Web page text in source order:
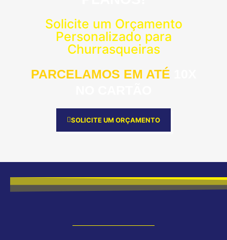
Solicite um Orçamento
Personalizado para
Churrasqueiras
PARCELAMOS EM ATÉ
SOLICITE UM ORÇAMENTO